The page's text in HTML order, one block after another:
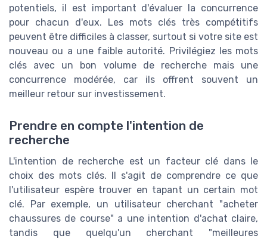
potentiels, il est important d'évaluer la concurrence
pour chacun d'eux. Les mots clés très compétitifs
peuvent être difficiles à classer, surtout si votre site est
nouveau ou a une faible autorité. Privilégiez les mots
clés avec un bon volume de recherche mais une
concurrence modérée, car ils offrent souvent un
meilleur retour sur investissement.
Prendre en compte l'intention de
recherche
L'intention de recherche est un facteur clé dans le
choix des mots clés. Il s'agit de comprendre ce que
l'utilisateur espère trouver en tapant un certain mot
clé. Par exemple, un utilisateur cherchant "acheter
chaussures de course" a une intention d'achat claire,
tandis que quelqu'un cherchant "meilleures